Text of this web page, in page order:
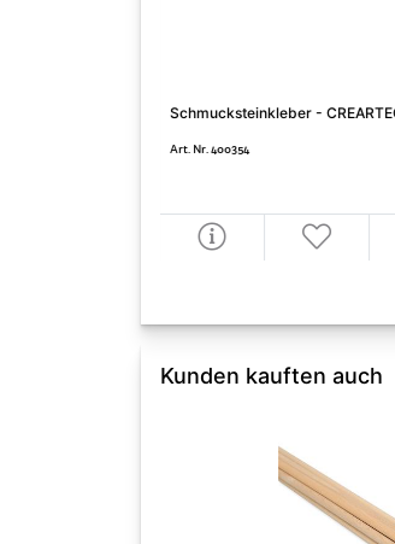
Schmucksteinkleber -
Art. Nr. 400354
Kunden kauften auch